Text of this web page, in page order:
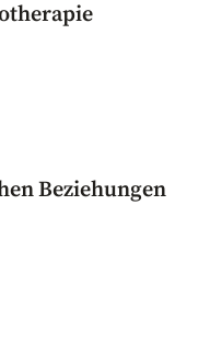
Beziehungen